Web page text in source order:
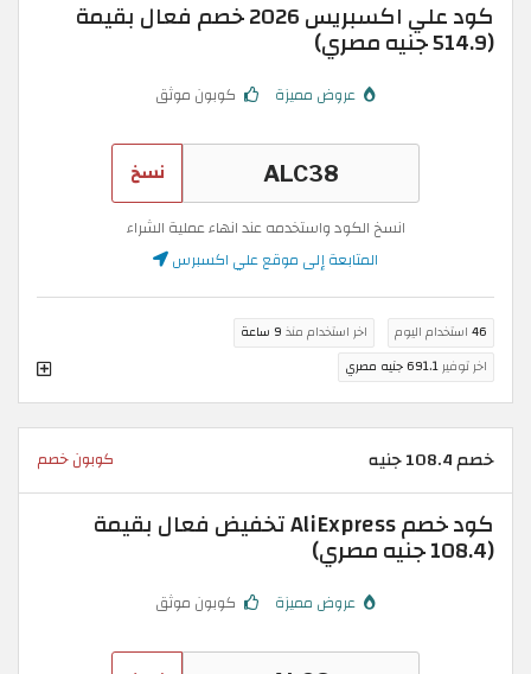
كود علي اكسبريس 2026 خصم فعال بقيمة
(514.9 جنيه مصري)
عروض مميزة كوبون موثق
نسخ
انسخ الكود واستخدمه عند انهاء عملية الشراء
المتابعة إلى موقع علي اكسبرس
46 استخدام اليوم اخر استخدام منذ 9 ساعة
اخر توفير691.1 جنيه مصري
خصم 108.4 جنيه كوبون خصم
كود خصم AliExpress تخفيض فعال بقيمة
(108.4 جنيه مصري)
عروض مميزة كوبون موثق